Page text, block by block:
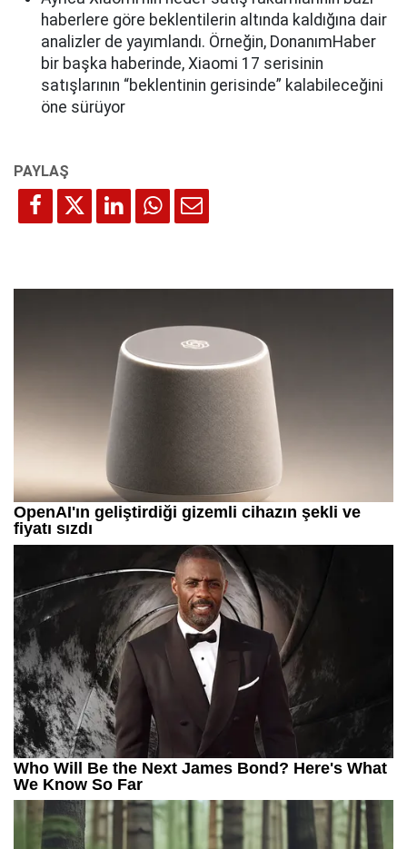
haberlere göre beklentilerin altında kaldığına dair
analizler de yayımlandı. Örneğin, DonanımHaber
bir başka haberinde, Xiaomi 17 serisinin
satışlarının “beklentinin gerisinde” kalabileceğini
öne sürüyor